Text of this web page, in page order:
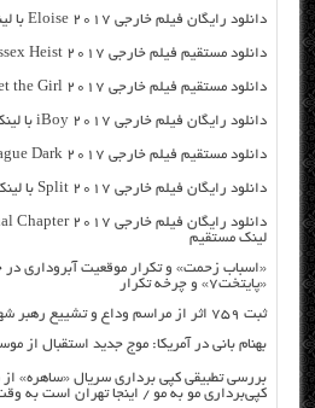
دانلود رایگان فیلم خارجی Eloise 2017 با لینک مستقیم
دانلود مستقیم فیلم خارجی Essex Heist 2017 از سرور سایت
دانلود مستقیم فیلم خارجی Get the Girl 2017 از سرور سایت
دانلود رایگان فیلم خارجی iBoy 2017 با لینک مستقیم
دانلود مستقیم فیلم خارجی Justice League Dark 2017 از سرور سایت
دانلود رایگان فیلم خارجی Split 2017 با لینک مستقیم
لینک مستقیم
«اسباب زحمت» و تکرار موقعیت آبروداری در
«پایتخت۷» و چرخه تکرار
ثبت ۷۵۹ اثر از مراسم وداع و تشییع رهبر شهید انقلاب
بهنام بانی در آمریکا: موج جدید استقبال از
بررسی تطبیقی کپی برداری سریال «ساهره»
کپی‌برداری مو به مو / اینجا تهران است به